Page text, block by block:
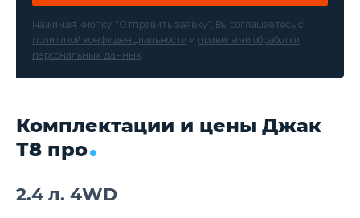
Нажимая кнопку “Отправить заявку”, Вы соглашаетесь с
политикой конфиденциальности и правилами обработки
персональных данных
Комплектации и цены Джак
Т8 про
2.4 л. 4WD